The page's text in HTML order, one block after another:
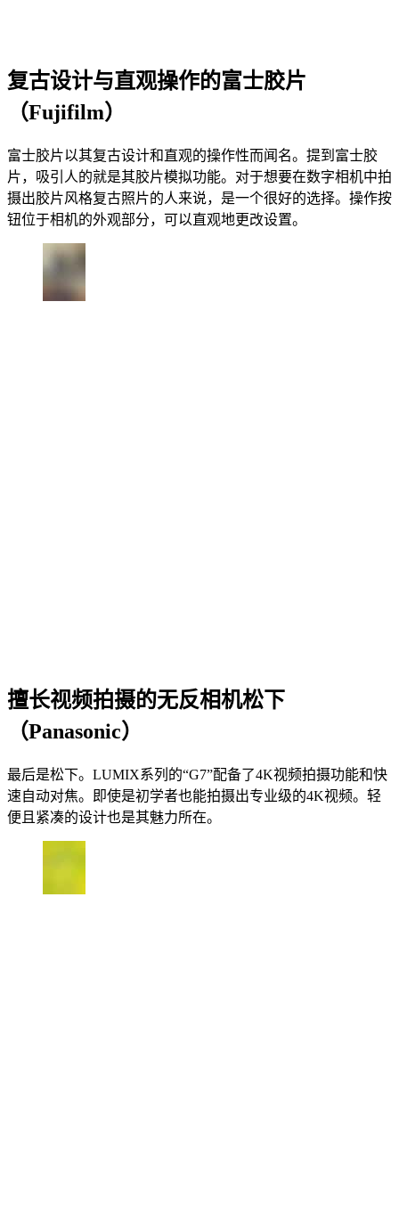
复古设计与直观操作的富士胶片
（Fujifilm）
富士胶片以其复古设计和直观的操作性而闻名。提到富士胶
片，吸引人的就是其胶片模拟功能。对于想要在数字相机中拍
摄出胶片风格复古照片的人来说，是一个很好的选择。操作按
钮位于相机的外观部分，可以直观地更改设置。
擅长视频拍摄的无反相机松下
（Panasonic）
最后是松下。LUMIX系列的“G7”配备了4K视频拍摄功能和快
速自动对焦。即使是初学者也能拍摄出专业级的4K视频。轻
便且紧凑的设计也是其魅力所在。